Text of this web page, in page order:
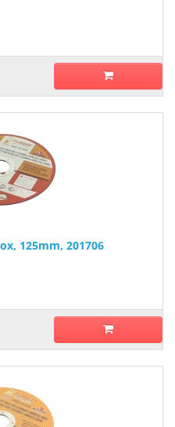
125mm, 201706